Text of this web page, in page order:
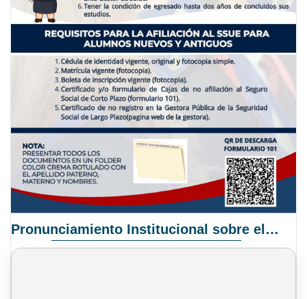
Pronunciamiento Institucional sobre el Proyecto de Ley N° 068/2025-2026 C.S.